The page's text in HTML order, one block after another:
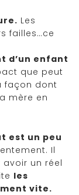
Les
failles…ce
d’un enfant
que peut
façon dont
mère en
est un peu
Il
un réel
les
vite.